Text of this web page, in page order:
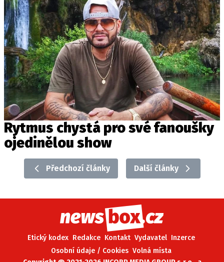
Rytmus chystá pro své fanoušky
ojedinělou show
Předchozí články Další články
Etický kodex Redakce Kontakt Vydavatel Inzerce
Osobní údaje / Cookies Volná místa